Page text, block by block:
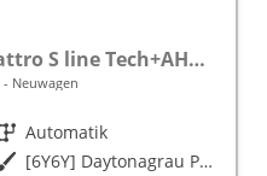
Sportback NEU TFSI quattro S line Tech+AHK+Alu19+LEDplus+KlimaPlus+ExtSchwarz
Neuwagen
Getriebe Automatik
Außenfarbe
[6Y6Y] Daytonagrau Perleffekt